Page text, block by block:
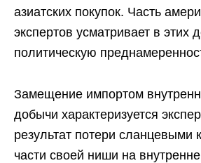
азиатских покупок. Часть
экспертов усматривает в этих
политическую
Замещение импортом
добычи характеризуется
результат потери сланцевыми
части своей ниши на